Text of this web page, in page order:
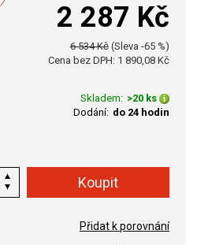
2 287 Kč
6 534 Kč (Sleva -65 %)
Cena bez DPH: 1 890,08 Kč
Skladem: >20 ks
Dodání: do 24 hodin
Přidat k porovnání